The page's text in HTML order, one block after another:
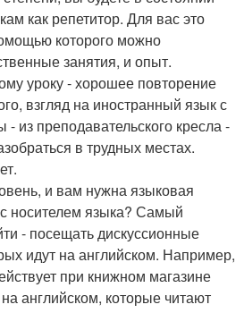
как репетитор. Для вас это
которого можно
занятия, и опыт.
уроку - хорошее повторение
взгляд на иностранный язык с
из преподавательского кресла -
в трудных местах.
и вам нужна языковая
носителем языка? Самый
- посещать дискуссионные
идут на английском. Например,
при книжном магазине
английском, которые читают